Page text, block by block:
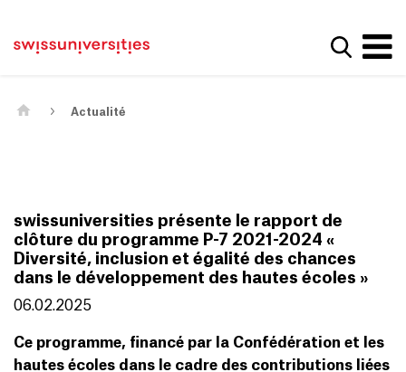
Main Navigation
Contenu
Méta-navigation
Afficher
Actualité
swissuniversities présente le rapport de
clôture du programme P-7 2021-2024 «
Diversité, inclusion et égalité des chances
dans le développement des hautes écoles »
06.02.2025
Ce programme, financé par la Confédération et les
hautes écoles dans le cadre des contributions liées